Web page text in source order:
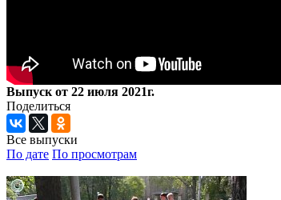
Выпуск от 22 июля 2021г.
Поделиться
Все выпуски
По дате По просмотрам